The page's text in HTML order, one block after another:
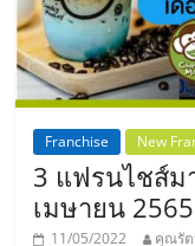
รน
ไชส์,
รวม
Franchise New
3 แฟรนไชส์ม
เมษายน 2565
11/05/2022 คุณรัต